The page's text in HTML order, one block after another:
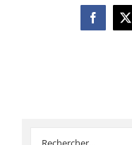
Facebook
X
Rechercher: